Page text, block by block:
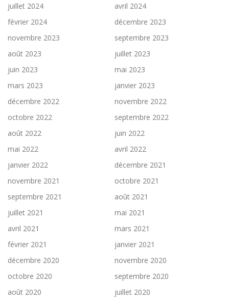
juillet 2024
avril 2024
février 2024
décembre 2023
novembre 2023
septembre 2023
août 2023
juillet 2023
juin 2023
mai 2023
mars 2023
janvier 2023
décembre 2022
novembre 2022
octobre 2022
septembre 2022
août 2022
juin 2022
mai 2022
avril 2022
janvier 2022
décembre 2021
novembre 2021
octobre 2021
septembre 2021
août 2021
juillet 2021
mai 2021
avril 2021
mars 2021
février 2021
janvier 2021
décembre 2020
novembre 2020
octobre 2020
septembre 2020
août 2020
juillet 2020